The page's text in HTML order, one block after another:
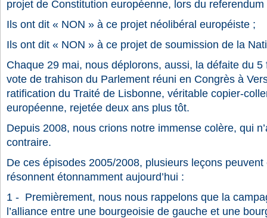
projet de Constitution européenne, lors du
Ils ont dit « NON » à ce projet néolibéral européiste ;
Ils ont dit « NON » à ce projet de soumission de la
Chaque 29 mai, nous déplorons, aussi, la défaite du 5
vote de trahison du Parlement réuni en Congrès à
ratification du Traité de Lisbonne, véritable copier-
européenne, rejetée deux ans plus tôt.
Depuis 2008, nous crions notre immense colère, qui
contraire.
De ces épisodes 2005/2008, plusieurs leçons peuvent
résonnent étonnamment aujourd’hui :
1 - Premièrement, nous nous rappelons que la
l’alliance entre une bourgeoisie de gauche et une